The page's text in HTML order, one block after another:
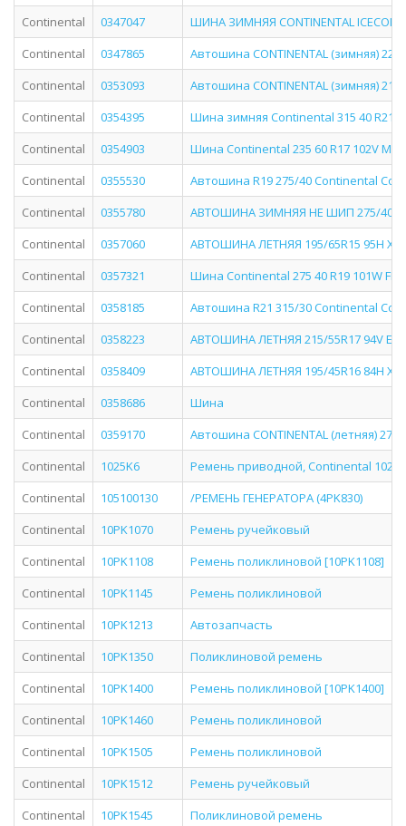
Continental
0347047
ШИНА ЗИМНЯЯ CONTINENTAL
Continental
0347865
Автошина CONTINENTAL (зимняя)
Continental
0353093
Автошина CONTINENTAL (зимняя)
Continental
0354395
Шина зимняя Continental 315 40 R21
Continental
0354903
Шина Continental 235 60 R17 102V ML
Continental
0355530
Автошина R19 275/40 Continental
Continental
0355780
АВТОШИНА ЗИМНЯЯ НЕ ШИП 275/40R22
Continental
0357060
АВТОШИНА ЛЕТНЯЯ 195/65R15 95H XL
Continental
0357321
Шина Continental 275 40 R19 101W FR
Continental
0358185
Автошина R21 315/30 Continental
Continental
0358223
АВТОШИНА ЛЕТНЯЯ 215/55R17 94V
Continental
0358409
АВТОШИНА ЛЕТНЯЯ 195/45R16 84H XL
Continental
0358686
Шина
Continental
0359170
Автошина CONTINENTAL (летняя)
Continental
1025K6
Ремень приводной, Continental
Continental
105100130
/РЕМЕНЬ ГЕНЕРАТОРА (4PK830)
Continental
10PK1070
Ремень ручейковый
Continental
10PK1108
Ремень поликлиновой [10PK1108]
Continental
10PK1145
Ремень поликлиновой
Continental
10PK1213
Автозапчасть
Continental
10PK1350
Поликлиновой ремень
Continental
10PK1400
Ремень поликлиновой [10PK1400]
Continental
10PK1460
Ремень поликлиновой
Continental
10PK1505
Ремень поликлиновой
Continental
10PK1512
Ремень ручейковый
Continental
10PK1545 Поликлиновой ремень